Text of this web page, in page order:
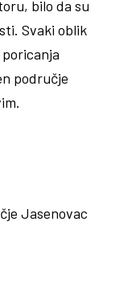
bilo da su
Svaki oblik
područje
Jasenovac